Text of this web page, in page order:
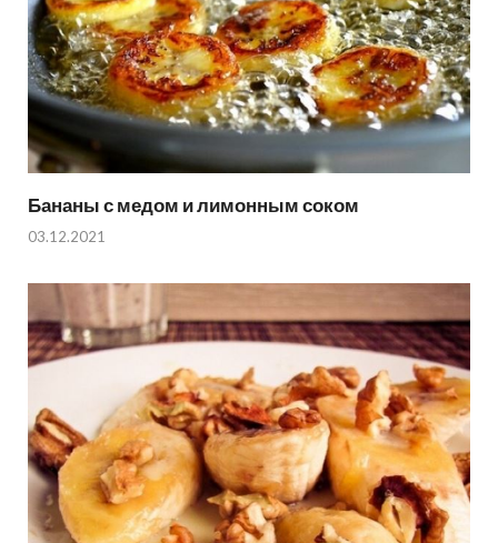
Бананы с медом и лимонным соком
03.12.2021